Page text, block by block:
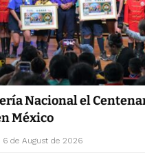
Nacional el
México
6 de August de 2026